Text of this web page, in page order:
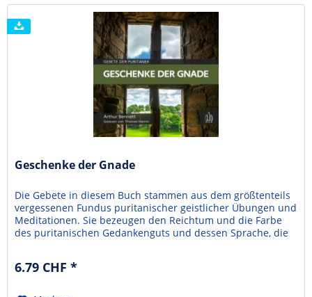
Geschenke der Gnade
Die Gebete in diesem Buch stammen aus dem größtenteils
vergessenen Fundus puritanischer geistlicher Übungen und
Meditationen. Sie bezeugen den Reichtum und die Farbe
des puritanischen Gedankenguts und dessen Sprache, die
dass ihre Veröffentlichung dabei helfen...
6.79 CHF *